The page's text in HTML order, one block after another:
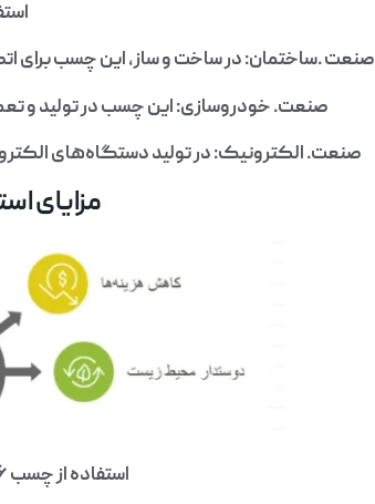
صنعت .ساختمان: در ساخت و ساز، این چسب برای
صنعت. خودروسازی: این چسب در تولید و
صنعت. الکترونیک: در تولید دستگاه‌های
مزایای
استفاده از چسب ۱۰۶ دارای مزایای زیادی است: